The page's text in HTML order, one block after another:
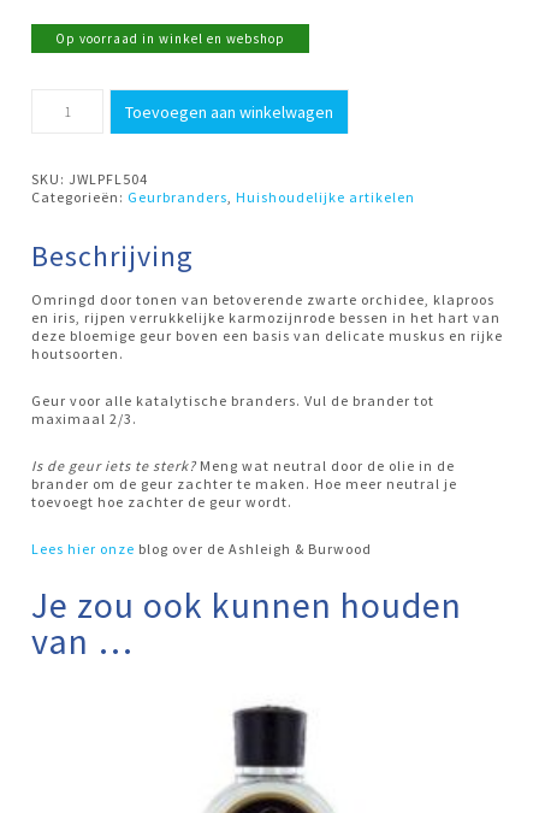
Op voorraad in winkel en webshop
Black*
Poppy&Orchid
Burwood
aantal
Toevoegen aan winkelwagen
SKU: JWLPFL504
Categorieën: Geurbranders ,Huishoudelijke artikelen
Beschrijving
Omringd door tonen van betoverende zwarte orchidee, klaproos
en iris, rijpen verrukkelijke karmozijnrode bessen in het hart van
deze bloemige geur boven een basis van delicate muskus en rijke
houtsoorten.
Geur voor alle katalytische branders. Vul de brander tot
maximaal 2/3.
Is de geur iets te sterk? Meng wat neutral door de olie in de
brander om de geur zachter te maken. Hoe meer neutral je
toevoegt hoe zachter de geur wordt.
Lees hier onze blog over de Ashleigh & Burwood
Je zou ook kunnen houden
van …